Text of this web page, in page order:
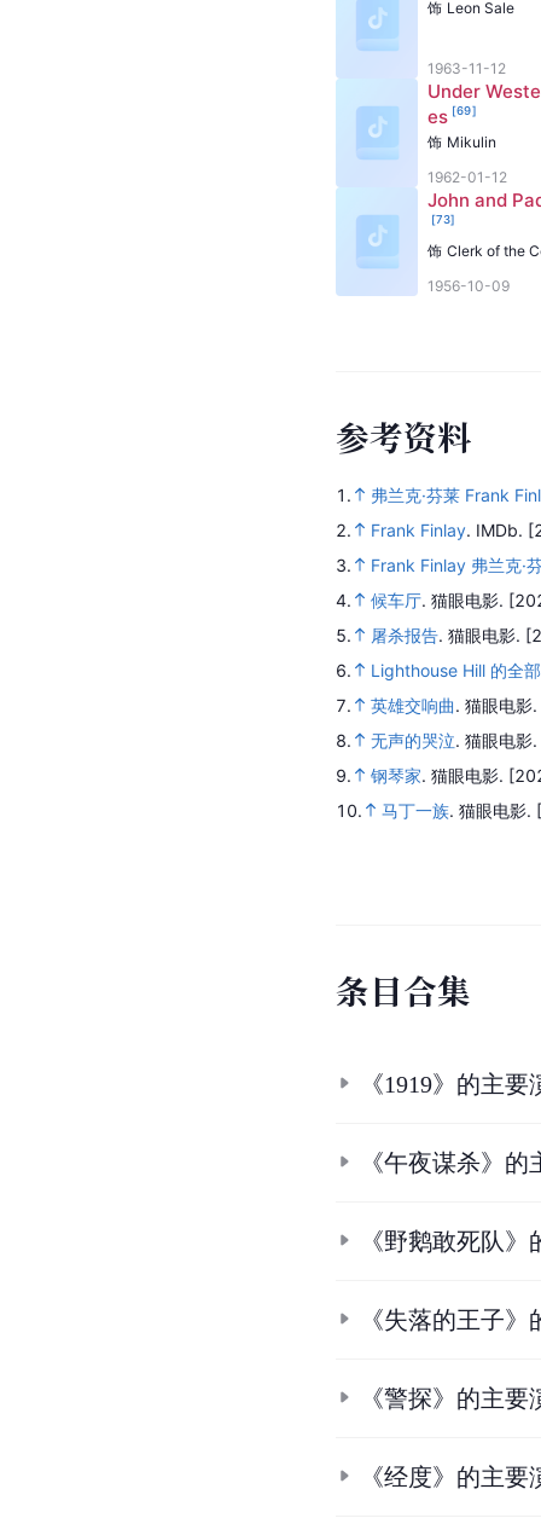
饰 Leon Sale
1963-11-12
Under
es [69]
饰 Mikulin
1962-01-12
John and
[73]
饰 Clerk of the
1956-10-09
参考资料
1.
弗兰克·芬莱 Frank
2.
Frank Finlay. IMDb.
3.
Frank Finlay 弗兰克·
4.
候车厅. 猫眼电影.
5.
屠杀报告. 猫眼电影.
6.
Lighthouse Hill 的全
7.
英雄交响曲. 猫眼电影.
8.
无声的哭泣. 猫眼电影.
9.
钢琴家. 猫眼电影.
10.
马丁一族. 猫眼电影.
条目合集
《1919》的主要
《午夜谋杀》的
《野鹅敢死队
《失落的王子
《警探》的主要
《经度》的主要